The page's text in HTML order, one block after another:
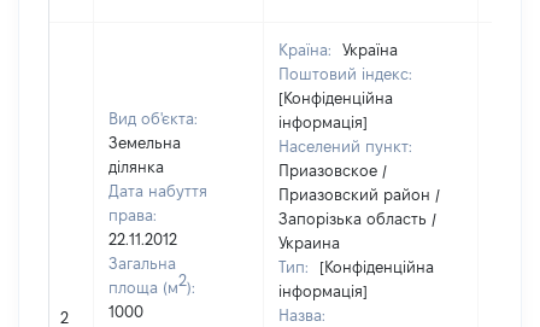
2
Вид об'єкта:
Земельна
ділянка
Дата набуття
права:
22.11.2012
Загальна
площа (м2):
1000
Країна:
Україна
Поштовий індекс:
[Конфіденційна
інформація]
Населений пункт:
Приазовское /
Приазовский район /
Запорізька область /
Украина
Тип:
[Конфіденційна
інформація]
Назва: